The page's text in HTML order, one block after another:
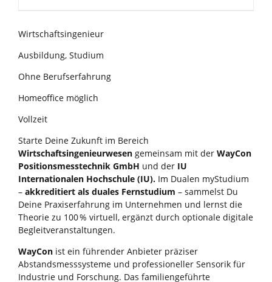
Wirtschaftsingenieur
Ausbildung, Studium
Ohne Berufserfahrung
Homeoffice möglich
Vollzeit
Starte Deine Zukunft im Bereich
Wirtschaftsingenieurwesen gemeinsam mit der WayCon
Positionsmesstechnik GmbH und der IU
Internationalen Hochschule (IU). Im Dualen myStudium
– akkreditiert als duales Fernstudium – sammelst Du
Deine Praxiserfahrung im Unternehmen und lernst die
Theorie zu 100 % virtuell, ergänzt durch optionale digitale
Begleitveranstaltungen.
WayCon ist ein führender Anbieter präziser
Abstandsmesssysteme und professioneller Sensorik für
Industrie und Forschung. Das familiengeführte